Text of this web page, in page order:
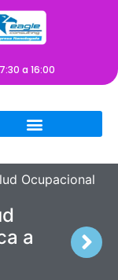
a 16:00
Ocupacional
a